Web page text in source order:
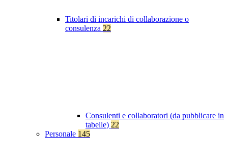
Titolari di incarichi di collaborazione o
consulenza 22
Consulenti e collaboratori (da pubblicare in
tabelle) 22
Personale 145